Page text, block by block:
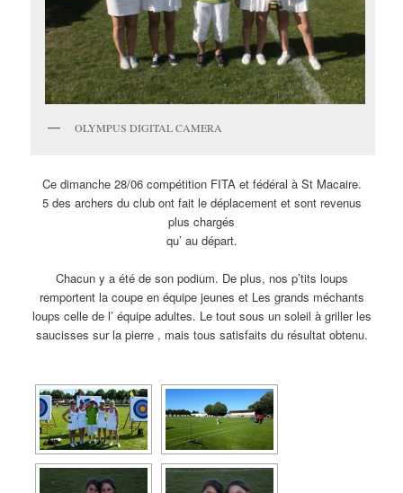
OLYMPUS DIGITAL CAMERA
Ce dimanche 28/06 compétition FITA et fédéral à St Macaire.
5 des archers du club ont fait le déplacement et sont revenus
plus chargés
qu’ au départ.
Chacun y a été de son podium. De plus, nos p’tits loups
remportent la coupe en équipe jeunes et Les grands méchants
loups celle de l’ équipe adultes. Le tout sous un soleil à griller les
saucisses sur la pierre , mais tous satisfaits du résultat obtenu.